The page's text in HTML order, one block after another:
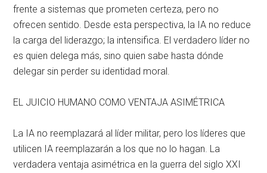
frente a sistemas que prometen certeza, pero no
ofrecen sentido . Desde esta perspectiva, la IA no reduce
la carga del liderazgo; la intensifica . El verdadero líder no
es quien delega más, sino quien sabe hasta dónde
delegar sin perder su identidad moral
EL JUICIO HUMANO COMO VENTAJA ASIMÉTRICA
La IA no reemplazará al líder militar, pero los líderes que
utilicen IA reemplazarán a los que no lo hagan . La
verdadera ventaja asimétrica en la guerra del siglo XXI